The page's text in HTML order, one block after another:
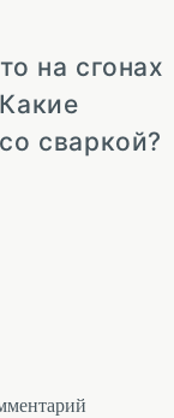
на сгонах
сваркой?